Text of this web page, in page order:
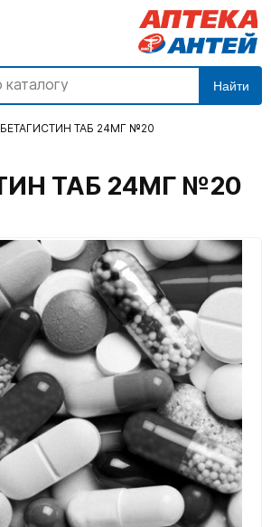
Найти
БЕТАГИСТИН ТАБ 24МГ №20
ТАБ 24МГ №20